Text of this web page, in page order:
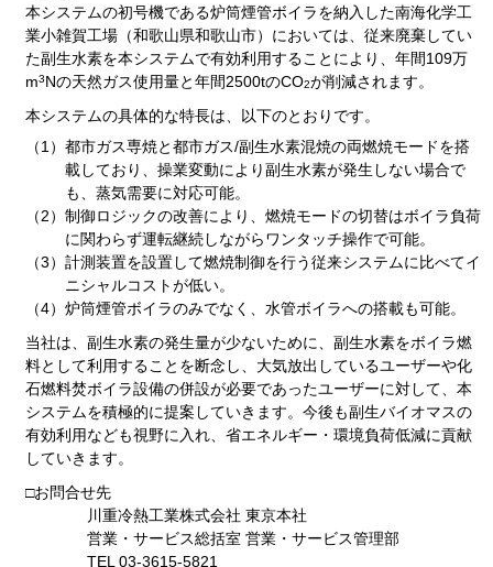
本システムの初号機である炉筒煙管ボイラを納入した南海化学工
業小雑賀工場（和歌山県和歌山市）においては、従来廃棄してい
た副生水素を本システムで有効利用することにより、年間109万
m3Nの天然ガス使用量と年間2500tのCO2が削減されます。
本システムの具体的な特長は、以下のとおりです。
（1） 都市ガス専焼と都市ガス/副生水素混焼の両燃焼モードを搭
載しており、操業変動により副生水素が発生しない場合で
も、蒸気需要に対応可能。
（2） 制御ロジックの改善により、燃焼モードの切替はボイラ負荷
に関わらず運転継続しながらワンタッチ操作で可能。
（3） 計測装置を設置して燃焼制御を行う従来システムに比べてイ
ニシャルコストが低い。
（4） 炉筒煙管ボイラのみでなく、水管ボイラへの搭載も可能。
当社は、副生水素の発生量が少ないために、副生水素をボイラ燃
料として利用することを断念し、大気放出しているユーザーや化
石燃料焚ボイラ設備の併設が必要であったユーザーに対して、本
システムを積極的に提案していきます。今後も副生バイオマスの
有効利用なども視野に入れ、省エネルギー・環境負荷低減に貢献
していきます。
□お問合せ先
川重冷熱工業株式会社 東京本社
営業・サービス総括室 営業・サービス管理部
TEL 03-3615-5821